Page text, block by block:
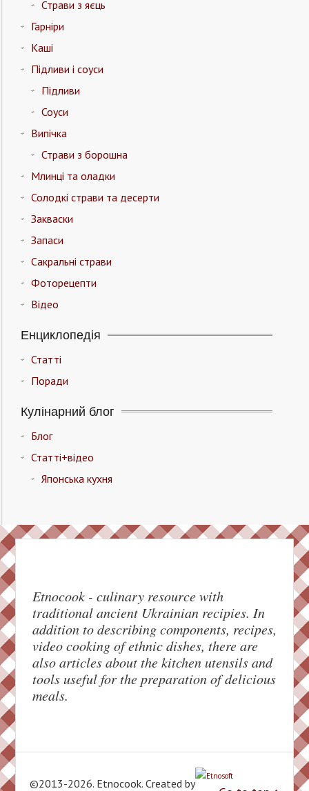
Страви з яєць
Гарніри
Каші
Підливи і соуси
Підливи
Соуси
Випічка
Страви з борошна
Млинці та оладки
Солодкі страви та десерти
Закваски
Запаси
Сакральні страви
Фоторецепти
Відео
Енциклопедія
Статті
Поради
Кулінарний блог
Блог
Статті+відео
Японська кухня
Etnocook - culinary resource with
traditional ancient Ukrainian recipies. In
addition to describing components, recipes,
video cooking of ethnic dishes, there are
also articles about the kitchen utensils and
tools useful for the preparation of delicious
meals.
©2013-2026. Etnocook. Created by